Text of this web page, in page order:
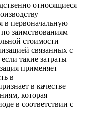
относящиеся
в первоначальную
заимствованиям
стоимости
связанных с
такие затраты
применяет
в
в качестве
которая
в соответствии с